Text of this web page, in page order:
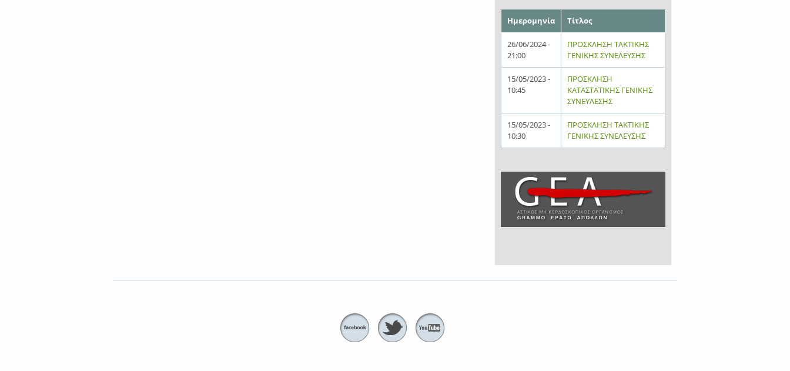
Ημερομηνία Τίτλος
26/06/2024 -
21:00
ΠΡΟΣΚΛΗΣΗ ΤΑΚΤΙΚΗΣ
ΓΕΝΙΚΗΣ ΣΥΝΕΛΕΥΣΗΣ
15/05/2023 -
10:45
ΠΡΟΣΚΛΗΣΗ
ΚΑΤΑΣΤΑΤΙΚΗΣ ΓΕΝΙΚΗΣ
ΣΥΝΕΥΛΕΣΗΣ
15/05/2023 -
10:30
ΠΡΟΣΚΛΗΣΗ ΤΑΚΤΙΚΗΣ
ΓΕΝΙΚΗΣ ΣΥΝΕΛΕΥΣΗΣ